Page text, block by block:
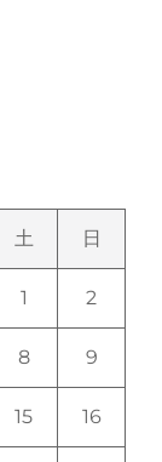
土 日
1 2
8 9
15 16